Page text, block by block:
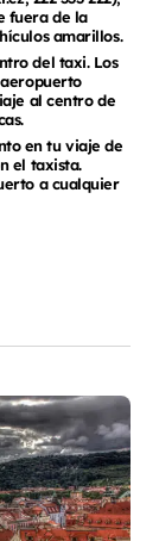
fuera de la
amarillos.
del taxi. Los
al centro de
en tu viaje de
el taxista.
a cualquier